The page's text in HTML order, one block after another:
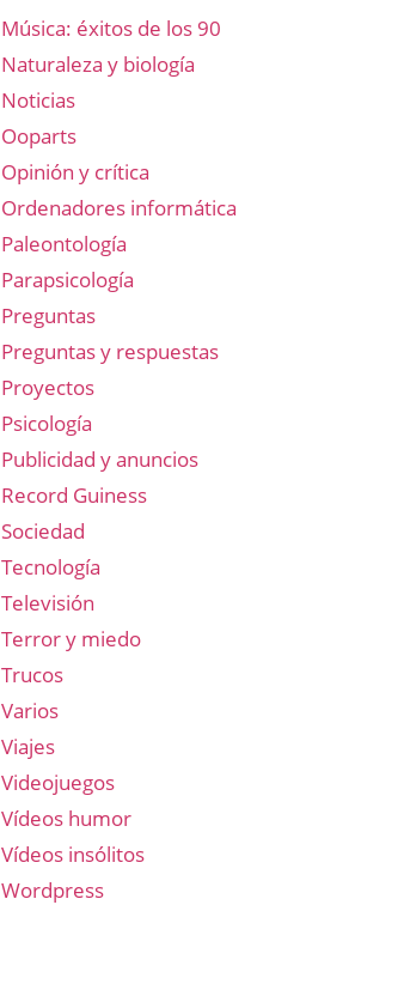
Música: éxitos de los 90
Naturaleza y biología
Noticias
Ooparts
Opinión y crítica
Ordenadores informática
Paleontología
Parapsicología
Preguntas
Preguntas y respuestas
Proyectos
Psicología
Publicidad y anuncios
Record Guiness
Sociedad
Tecnología
Televisión
Terror y miedo
Trucos
Varios
Viajes
Videojuegos
Vídeos humor
Vídeos insólitos
Wordpress